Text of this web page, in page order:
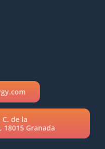
de la
18015 Granada